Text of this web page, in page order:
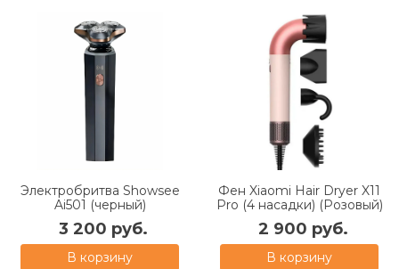
Электробритва Showsee
Ai501 (черный)
3 200 руб.
В корзину
Фен Xiaomi Hair Dryer X11
Pro (4 насадки) (Розовый)
2 900 руб.
В корзину